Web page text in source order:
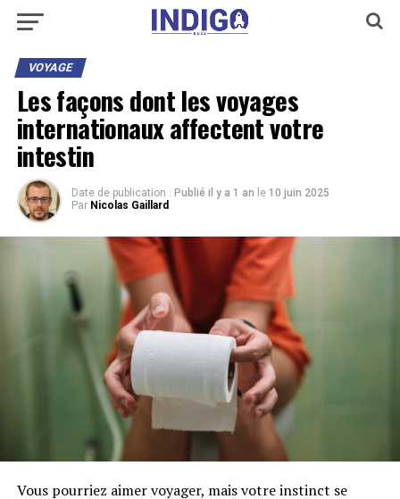
VOYAGE
Les façons dont les voyages
internationaux affectent votre
intestin
Date de publication : Publié il y a 1 an le 10 juin 2025
Par Nicolas Gaillard
Vous pourriez aimer voyager, mais votre instinct se